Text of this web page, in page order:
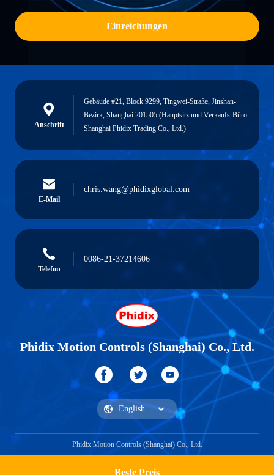
Beste Preis
Einreichungen
Anschrift
Gebäude #21, Block 9299, Tingwei-Straße, Jinshan-
Bezirk, Shanghai 201505 (Hauptsitz und Verkaufs-Büro:
Shanghai Phidix Trading Co., Ltd.)
E-Mail
chris.wang@phidixglobal.com
Telefon
0086-21-37214606
Phidix Motion Controls (Shanghai) Co., Ltd.
Phidix Motion Controls (Shanghai) Co., Ltd.